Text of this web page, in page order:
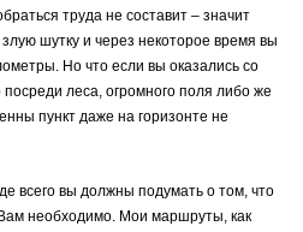
труда не составит – значит
шутку и через некоторое время вы
Но что если вы оказались со
посреди леса, огромного поля либо же
пункт даже на горизонте не
всего вы должны подумать о том, что
необходимо. Мои маршруты, как